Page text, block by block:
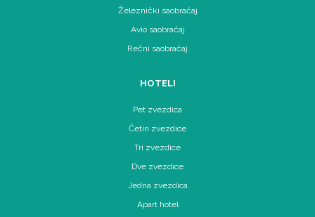
Železnički saobraćaj
Avio saobraćaj
Rečni saobraćaj
HOTELI
Pet zvezdica
Četiri zvezdice
Tri zvezdice
Dve zvezdice
Jedna zvezdica
Apart hotel